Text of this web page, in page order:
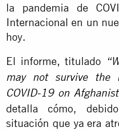
la pandemia de
Internacional en un
hoy.
El informe, titulado
may not survive the
COVID-19 on
detalla cómo,
situación que ya era